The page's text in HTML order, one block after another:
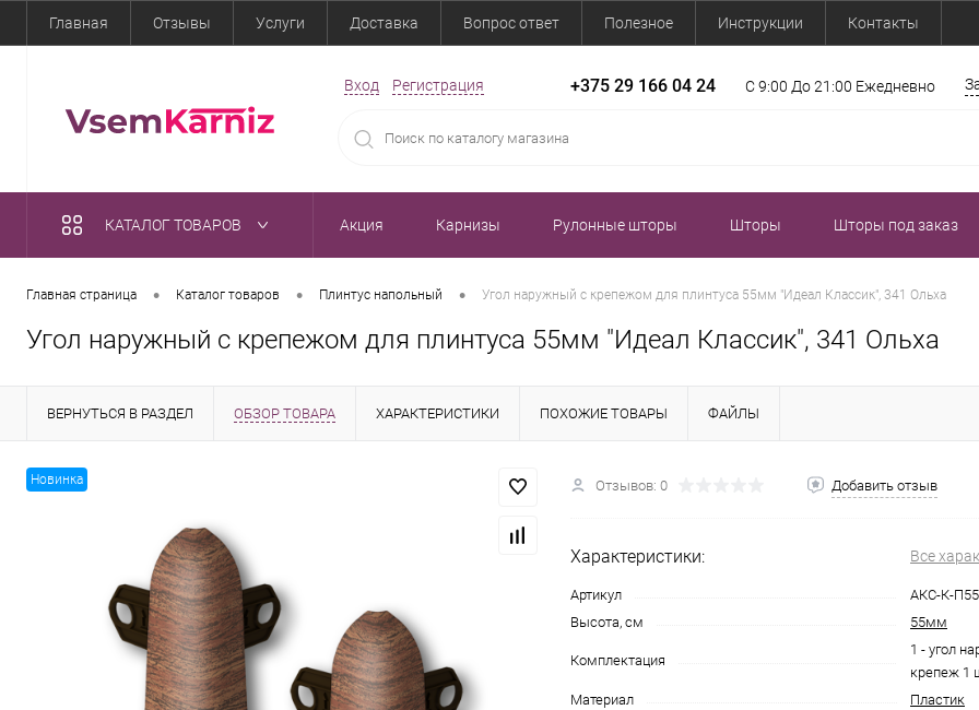
Главная Отзывы Услуги Доставка Вопрос ответ Полезное Инструкции Контакты
Вход Регистрация +375 29 166 04 24 С 9:00 До 21:00 Ежедневно
КАТАЛОГ ТОВАРОВ Акция Карнизы Рулонные шторы Шторы Шторы под заказ
Главная страница • Каталог товаров • Плинтус напольный • Угол наружный с крепежом для плинтуса 55мм "Идеал Классик", 341 Ольха
Угол наружный с крепежом для плинтуса 55мм "Идеал Классик", 341 Ольха
ВЕРНУТЬСЯ В РАЗДЕЛ ОБЗОР ТОВАРА ХАРАКТЕРИСТИКИ ПОХОЖИЕ ТОВАРЫ ФАЙЛЫ
Новинка Отзывов: 0 Добавить отзыв
Характеристики: Все
Артикул
АКС-К-
Высота, см
55мм
Комплектация
1 - угол
крепеж 1
Материал
Пластик